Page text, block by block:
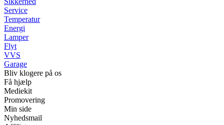
Service
Temperatur
Energi
Lamper
Flyt
VVS
Garage
Bliv klogere på os
Få hjælp
Mediekit
Promovering
Min side
Nyhedsmail